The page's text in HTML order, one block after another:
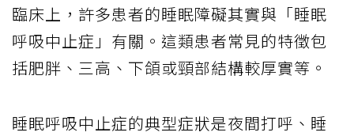
臨床上，許多患者的睡眠障礙其實與「睡眠
呼吸中止症」有關。這類患者常見的特徵包
括肥胖、三高、下頜或頸部結構較厚實等。
睡眠呼吸中止症的典型症狀是夜間打呼、睡